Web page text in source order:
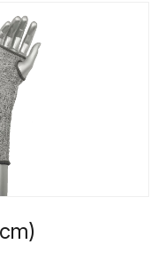
紧急分离护指PU手套
礼仪手套